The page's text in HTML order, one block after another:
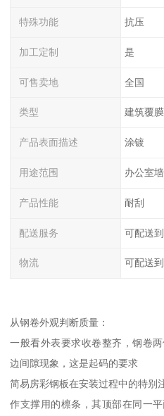
特殊功能 抗压
加工定制 是
可售卖地 全国
类型 建筑覆
产品表面描述 涂镀
用途范围 办公室
产品性能 耐刮
配送服务 可配送
物流 可配送
从钢卷外观判断质量：
一般看外表要求收卷整齐，钢卷
边间隙现象，这是起码的要求
简易房彩钢板在安装过程中的特别
作支撑用的檩条，其顶部在同一